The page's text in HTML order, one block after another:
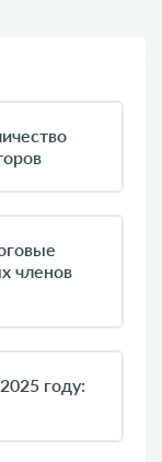
членов
году: